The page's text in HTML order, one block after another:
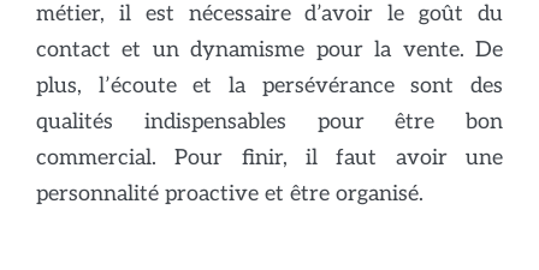
métier, il est nécessaire d’avoir le goût du
contact et un dynamisme pour la vente. De
plus, l’écoute et la persévérance sont des
qualités indispensables pour être bon
commercial. Pour finir, il faut avoir une
personnalité proactive et être organisé.